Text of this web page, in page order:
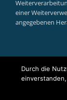
einer
angegebenen
Durch die